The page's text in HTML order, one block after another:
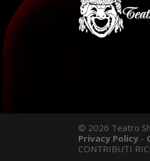
© 2026 Teatro
Privacy Policy -
CONTRIBUTI